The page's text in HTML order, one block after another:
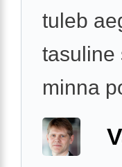
tuleb
tasuline
minna